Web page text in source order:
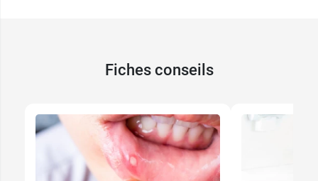
Fiches conseils